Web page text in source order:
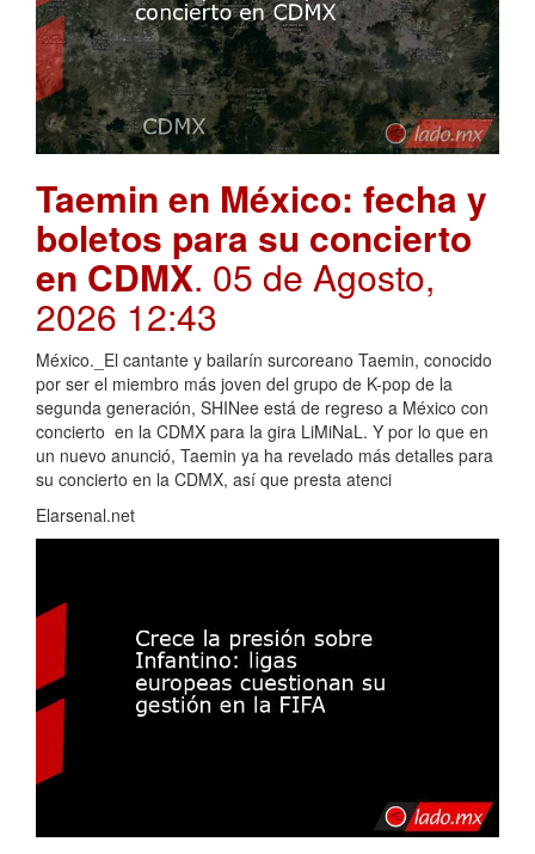
Taemin en México: fecha y
boletos para su concierto
en CDMX. 05 de Agosto,
2026 12:43
México._El cantante y bailarín surcoreano Taemin, conocido
por ser el miembro más joven del grupo de K-pop de la
segunda generación, SHINee está de regreso a México con
concierto en la CDMX para la gira LiMiNaL. Y por lo que en
un nuevo anunció, Taemin ya ha revelado más detalles para
su concierto en la CDMX, así que presta atenci
Elarsenal.net